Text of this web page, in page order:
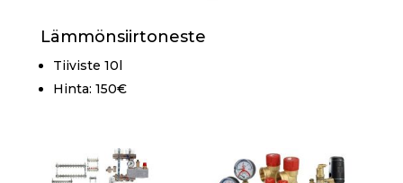
Lämmönsiirtoneste
Tiiviste 10l
Hinta: 150€